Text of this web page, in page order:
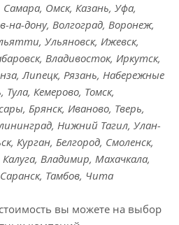
Омск, Казань, Уфа,
на-дону, Волгоград, Воронеж,
Ульяновск, Ижевск,
Владивосток, Иркутск,
Липецк, Рязань, Набережные
Кемерово, Томск,
Брянск, Иваново, Тверь,
Нижний Тагил, Улан-
Курган, Белгород, Смоленск,
Владимир, Махачкала,
Тамбов, Чита
вы можете на выбор